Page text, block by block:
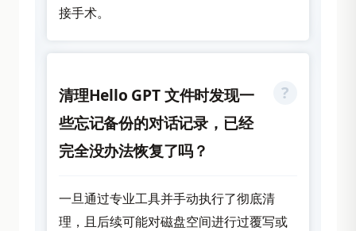
接手术。
清理Hello GPT 文件时发现一
些忘记备份的对话记录，已经
完全没办法恢复了吗？
一旦通过专业工具并手动执行了彻底清
理，且后续可能对磁盘空间进行过覆写或